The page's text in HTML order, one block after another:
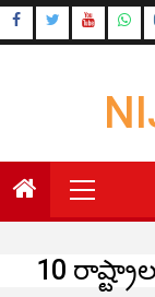
Skip
to
Menu
10